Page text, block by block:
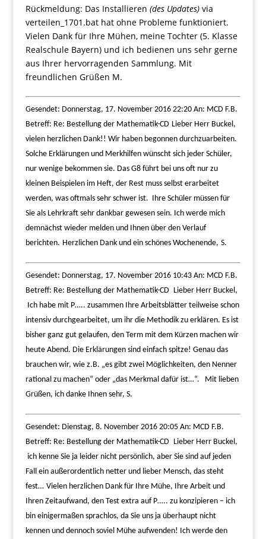
Rückmeldung: Das Installieren (des Updates)via
verteilen_1701.bat hat ohne Probleme funktioniert.
Vielen Dank für Ihre Mühen, meine Tochter (5. Klasse
Realschule Bayern) und ich bedienen uns sehr gerne
aus Ihrer hervorragenden Sammlung. Mit
freundlichen Grüßen M.
Gesendet: Donnerstag, 17. November 2016 22:20 An: MCD F.B.
Betreff: Re: Bestellung der Mathematik-CD Lieber Herr Buckel,
vielen herzlichen Dank!! Wir haben begonnen durchzuarbeiten.
Solche Erklärungen und Merkhilfen wünscht sich jeder Schüler,
nur wenige bekommen sie. Das G8 führt bei uns oft nur zu
kleinen Beispielen im Heft, der Rest muss selbst erarbeitet
werden, was oftmals sehr schwer ist. Ihre Schüler müssen für
Sie als Lehrkraft sehr dankbar gewesen sein. Ich werde mich
demnächst wieder melden und Ihnen über den Verlauf
berichten. Herzlichen Dank und ein schönes Wochenende, S.
Gesendet: Donnerstag, 17. November 2016 10:43 An: MCD F.B.
Betreff: Re: Bestellung der Mathematik-CD Lieber Herr Buckel,
Ich habe mit P….. zusammen Ihre Arbeitsblätter teilweise schon
intensiv durchgearbeitet, um ihr die Methodik zu erklären. Es ist
bisher ganz gut gelaufen, den Term mit dem Kürzen machen wir
heute Abend. Die Erklärungen sind einfach spitze! Genau das
brauchen wir, wie z.B. „es gibt zwei Möglichkeiten, den Nenner
rational zu machen“ oder „das Merkmal dafür ist…“.
Mit lieben
Grüßen, ich danke Ihnen sehr, S.
Gesendet: Dienstag, 8. November 2016 20:05 An: MCD F.B.
Betreff: Re: Bestellung der Mathematik-CD Lieber Herr Buckel,
ich kenne Sie ja leider nicht persönlich, aber Sie sind auf jeden
Fall ein außerordentlich netter und lieber Mensch, das steht
fest… Vielen herzlichen Dank für Ihre Mühe, Ihre Arbeit und
Ihren Zeitaufwand, den Test extra auf P….. zu konzipieren – ich
bin einigermaßen sprachlos, da Sie uns ja überhaupt nicht
kennen und dennoch soviel Mühe aufwenden! Ich werde den